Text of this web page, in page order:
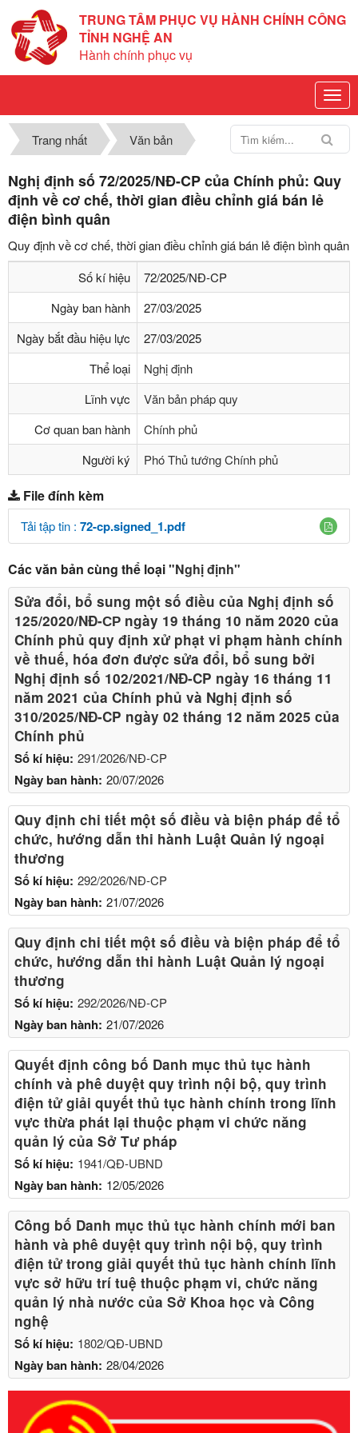
TRUNG TÂM PHỤC VỤ HÀNH CHÍNH CÔNG
TỈNH NGHỆ AN
Hành chính phục vụ
Trang nhất Văn bản
Nghị định số 72/2025/NĐ-CP của Chính phủ: Quy
định về cơ chế, thời gian điều chỉnh giá bán lẻ
điện bình quân
Quy định về cơ chế, thời gian điều chỉnh giá bán lẻ điện bình quân
Số kí hiệu
72/2025/NĐ-CP
Ngày ban hành
27/03/2025
Ngày bắt đầu hiệu lực
27/03/2025
Thể loại
Nghị định
Lĩnh vực
Văn bản pháp quy
Cơ quan ban hành
Chính phủ
Người ký
Phó Thủ tướng Chính phủ
File đính kèm
Tải tập tin : 72-cp.signed_1.pdf
Các văn bản cùng thể loại"Nghị định"
Số kí hiệu: 291/2026/NĐ-CP
Ngày ban hành: 20/07/2026
Sửa đổi, bổ sung một số điều của Nghị định số
125/2020/NĐ-СР ngày 19 tháng 10 năm 2020 của
Chính phủ quy định xử phạt vi phạm hành chính
về thuế, hóa đơn được sửa đổi, bổ sung bởi
Nghị định số 102/2021/NĐ-CP ngày 16 tháng 11
năm 2021 của Chính phủ và Nghị định số
310/2025/NĐ-CP ngày 02 tháng 12 năm 2025 của
Chính phủ
Số kí hiệu: 292/2026/NĐ-CP
Ngày ban hành: 21/07/2026
Quy định chi tiết một số điều và biện pháp để tổ
chức, hướng dẫn thi hành Luật Quản lý ngoại
thương
Số kí hiệu: 292/2026/NĐ-CP
Ngày ban hành: 21/07/2026
Quy định chi tiết một số điều và biện pháp để tổ
chức, hướng dẫn thi hành Luật Quản lý ngoại
thương
Số kí hiệu: 1941/QĐ-UBND
Ngày ban hành: 12/05/2026
Quyết định công bố Danh mục thủ tục hành
chính và phê duyệt quy trình nội bộ, quy trình
điện tử giải quyết thủ tục hành chính trong lĩnh
vực thừa phát lại thuộc phạm vi chức năng
quản lý của Sở Tư pháp
Số kí hiệu: 1802/QĐ-UBND
Ngày ban hành: 28/04/2026
Công bố Danh mục thủ tục hành chính mới ban
hành và phê duyệt quy trình nội bộ, quy trình
điện tử trong giải quyết thủ tục hành chính lĩnh
vực sở hữu trí tuệ thuộc phạm vi, chức năng
quản lý nhà nước của Sở Khoa học và Công
nghệ